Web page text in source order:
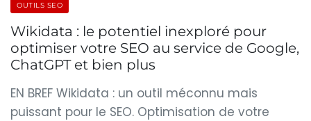
OUTILS SEO
Wikidata : le potentiel inexploré pour
optimiser votre SEO au service de Google,
ChatGPT et bien plus
EN BREF Wikidata : un outil méconnu mais
puissant pour le SEO. Optimisation de votre